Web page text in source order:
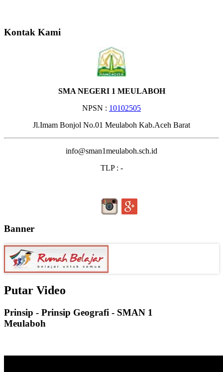
Kontak Kami
SMA NEGERI 1 MEULABOH
NPSN : 10102505
Jl.Imam Bonjol No.01 Meulaboh Kab.Aceh Barat
info@sman1meulaboh.sch.id
TLP : -
Banner
Putar Video
Prinsip - Prinsip Geografi - SMAN 1
Meulaboh